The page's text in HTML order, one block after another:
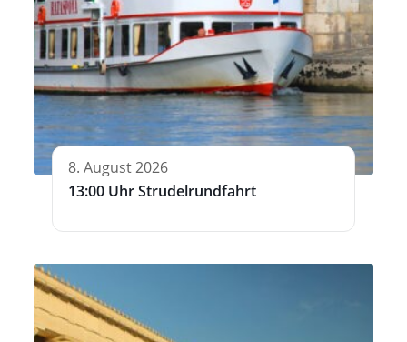
8. August 2026
13:00 Uhr Strudelrundfahrt